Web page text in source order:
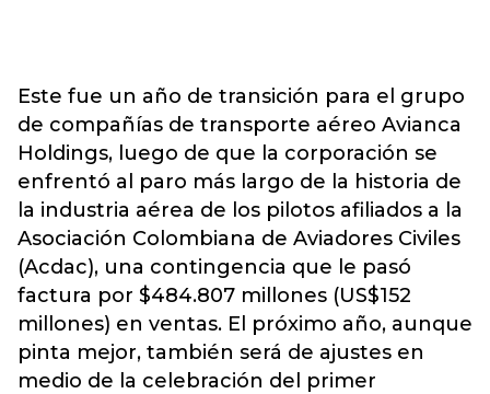
Este fue un año de transición para el grupo
de compañías de transporte aéreo Avianca
Holdings, luego de que la corporación se
enfrentó al paro más largo de la historia de
la industria aérea de los pilotos afiliados a la
Asociación Colombiana de Aviadores Civiles
(Acdac), una contingencia que le pasó
factura por $484.807 millones (US$152
millones) en ventas. El próximo año, aunque
pinta mejor, también será de ajustes en
medio de la celebración del primer